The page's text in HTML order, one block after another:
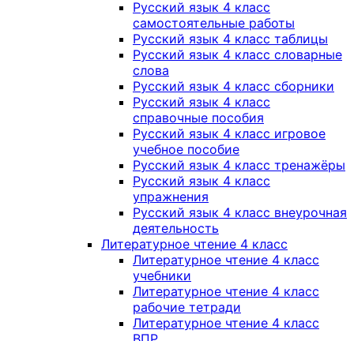
Русский язык 4 класс
самостоятельные работы
Русский язык 4 класс таблицы
Русский язык 4 класс словарные
слова
Русский язык 4 класс сборники
Русский язык 4 класс
справочные пособия
Русский язык 4 класс игровое
учебное пособие
Русский язык 4 класс тренажёры
Русский язык 4 класс
упражнения
Русский язык 4 класс внеурочная
деятельность
Литературное чтение 4 класс
Литературное чтение 4 класс
учебники
Литературное чтение 4 класс
рабочие тетради
Литературное чтение 4 класс